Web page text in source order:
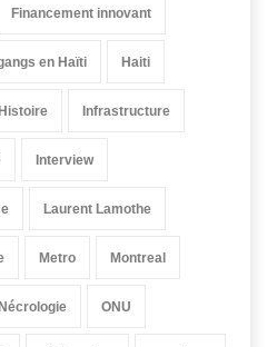
Financement innovant
en Haïti Haiti
Histoire Infrastructure
Interview
Laurent Lamothe
Metro Montreal
Nécrologie ONU